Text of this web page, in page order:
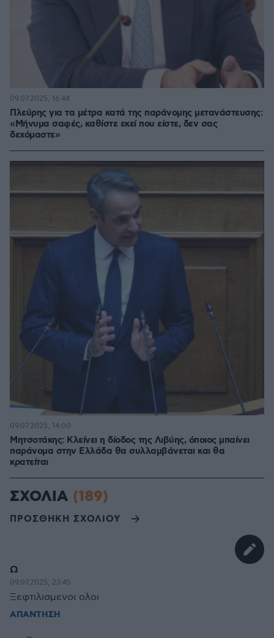
Πλεύρης για τα μέτρα κατά της παράνομης μετανάστευσης:
«Μήνυμα σαφές, καθίστε εκεί που είστε, δεν σας
δεχόμαστε»
09.07.2025, 16:44
Μητσοτάκης: Κλείνει η δίοδος της Λιβύης, όποιος μπαίνει
παράνομα στην Ελλάδα θα συλλαμβάνεται και θα
κρατείται
09.07.2025, 14:00
ΣΧΟΛΙΑ (189)
ΠΡΟΣΘΗΚΗ ΣΧΟΛΙΟΥ
Ω
09.07.2025, 23:45
Ξεφτιλισμενοι ολοι
ΑΠΑΝΤΗΣΗ